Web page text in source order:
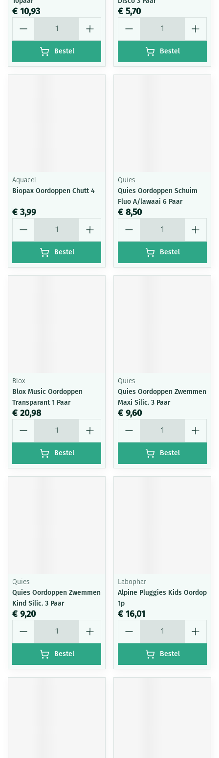
€ 10,93
Bestel
€ 5,70
Bestel
Aquacel
Biopax Oordoppen Chutt 4
€ 3,99
Bestel
Quies
Quies Oordoppen Schuim
Fluo A/lawaai 6 Paar
€ 8,50
Bestel
Blox
Blox Music Oordoppen
Transparant 1 Paar
€ 20,98
Bestel
Quies
Quies Oordoppen Zwemmen
Maxi Silic. 3 Paar
€ 9,60
Bestel
Quies
Quies Oordoppen Zwemmen
Kind Silic. 3 Paar
€ 9,20
Bestel
Labophar
Alpine Pluggies Kids Oordop
1p
€ 16,01
Bestel